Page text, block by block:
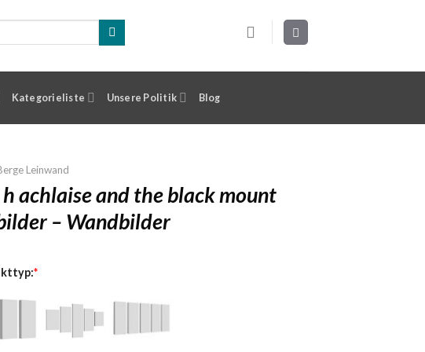
Kategorieliste Unsere Politik Blog
Leinwand
achlaise and the black mount
– Wandbilder
*